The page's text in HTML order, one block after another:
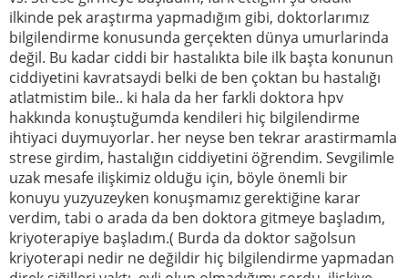
ilkinde pek araştırma yapmadığım gibi, doktorlarımız
bilgilendirme konusunda gerçekten dünya umurlarinda
değil. Bu kadar ciddi bir hastalıkta bile ilk başta konunun
ciddiyetini kavratsaydi belki de ben çoktan bu hastalığı
atlatmistim bile.. ki hala da her farkli doktora hpv
hakkında konuştuğumda kendileri hiç bilgilendirme
ihtiyaci duymuyorlar. her neyse ben tekrar arastirmamla
strese girdim, hastalığın ciddiyetini öğrendim. Sevgilimle
uzak mesafe ilişkimiz olduğu için, böyle önemli bir
konuyu yuzyuzeyken konuşmamız gerektiğine karar
verdim, tabi o arada da ben doktora gitmeye başladım,
kriyoterapiye başladım.( Burda da doktor sağolsun
kriyoterapi nedir ne değildir hiç bilgilendirme yapmadan